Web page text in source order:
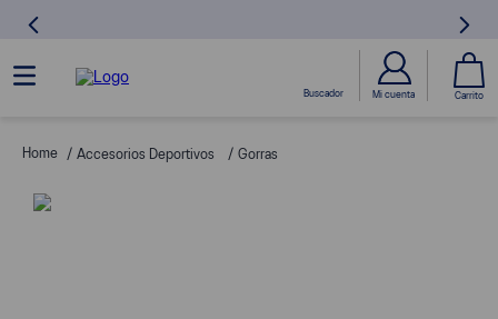
Accesorios Deportivos Gorras